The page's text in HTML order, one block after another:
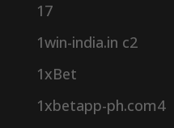
17
1win-india.in c2
1xBet
1xbetapp-ph.com4